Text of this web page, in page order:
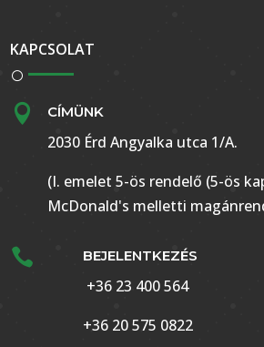
KAPCSOLAT
 CÍMÜNK
2030 Érd Angyalka utca 1/A.
(I. emelet 5-ös rendelő (5-ös
McDonald's melletti
 BEJELENTKEZÉS
+36 23 400 564
+36 20 575 0822